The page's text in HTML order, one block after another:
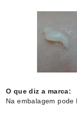
O que diz a marca:
Na embalagem pode